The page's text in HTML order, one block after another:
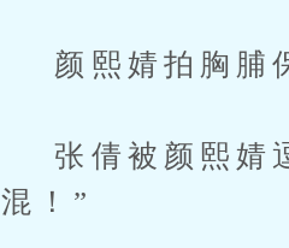
颜熙婧拍胸脯
张倩被颜熙婧
混！”